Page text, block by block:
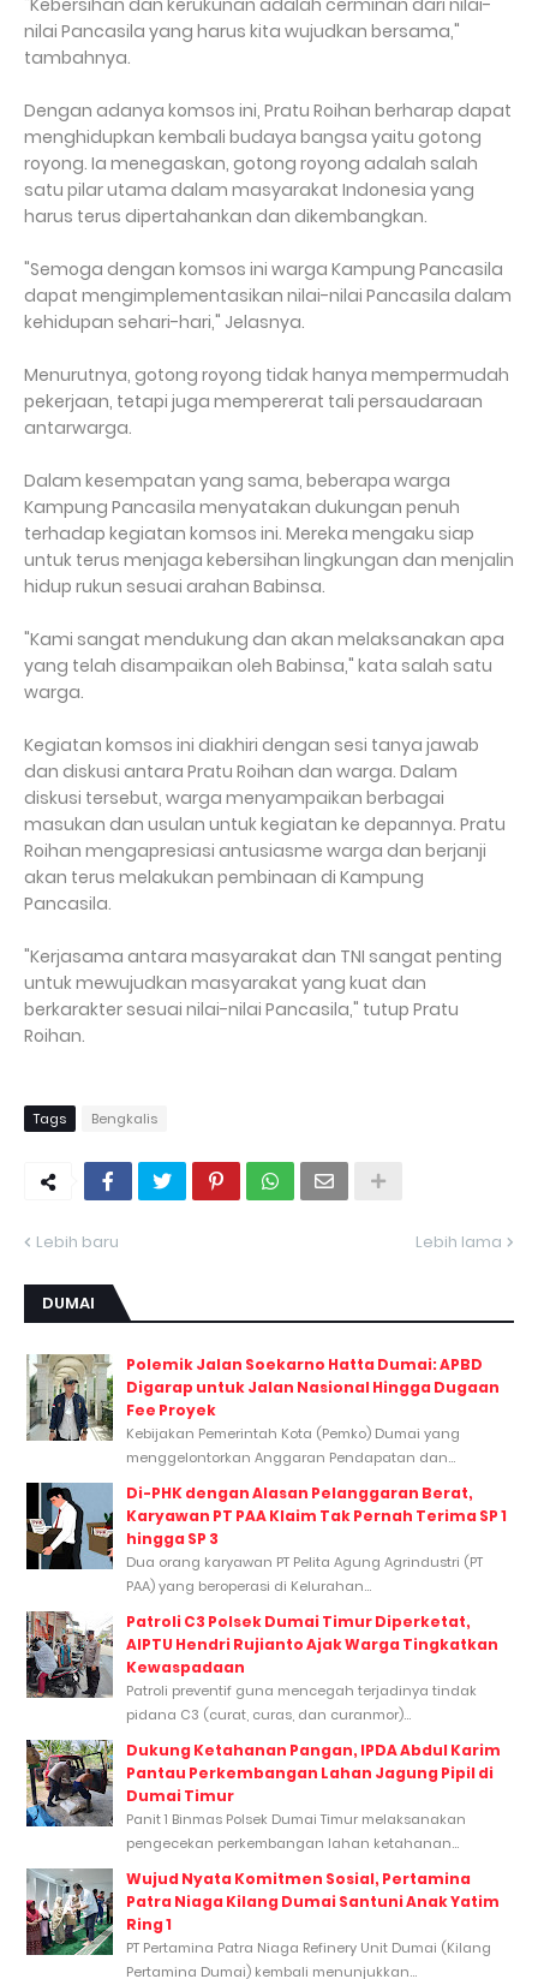
"Kebersihan dan kerukunan adalah cerminan dari nilai-
nilai Pancasila yang harus kita wujudkan bersama,"
tambahnya.
Dengan adanya komsos ini, Pratu Roihan berharap dapat
menghidupkan kembali budaya bangsa yaitu gotong
royong. Ia menegaskan, gotong royong adalah salah
satu pilar utama dalam masyarakat Indonesia yang
harus terus dipertahankan dan dikembangkan.
"Semoga dengan komsos ini warga Kampung Pancasila
dapat mengimplementasikan nilai-nilai Pancasila dalam
kehidupan sehari-hari," Jelasnya.
Menurutnya, gotong royong tidak hanya mempermudah
pekerjaan, tetapi juga mempererat tali persaudaraan
antarwarga.
Dalam kesempatan yang sama, beberapa warga
Kampung Pancasila menyatakan dukungan penuh
terhadap kegiatan komsos ini. Mereka mengaku siap
untuk terus menjaga kebersihan lingkungan dan menjalin
hidup rukun sesuai arahan Babinsa.
"Kami sangat mendukung dan akan melaksanakan apa
yang telah disampaikan oleh Babinsa," kata salah satu
warga.
Kegiatan komsos ini diakhiri dengan sesi tanya jawab
dan diskusi antara Pratu Roihan dan warga. Dalam
diskusi tersebut, warga menyampaikan berbagai
masukan dan usulan untuk kegiatan ke depannya. Pratu
Roihan mengapresiasi antusiasme warga dan berjanji
akan terus melakukan pembinaan di Kampung
Pancasila.
"Kerjasama antara masyarakat dan TNI sangat penting
untuk mewujudkan masyarakat yang kuat dan
berkarakter sesuai nilai-nilai Pancasila," tutup Pratu
Roihan.
Tags Bengkalis
Lebih baru Lebih lama
DUMAI
Polemik Jalan Soekarno Hatta Dumai: APBD
Digarap untuk Jalan Nasional Hingga Dugaan
Fee Proyek
Kebijakan Pemerintah Kota (Pemko) Dumai yang
menggelontorkan Anggaran Pendapatan dan...
Di-PHK dengan Alasan Pelanggaran Berat,
Karyawan PT PAA Klaim Tak Pernah Terima SP 1
hingga SP 3
Dua orang karyawan PT Pelita Agung Agrindustri (PT
PAA) yang beroperasi di Kelurahan...
Patroli C3 Polsek Dumai Timur Diperketat,
AIPTU Hendri Rujianto Ajak Warga Tingkatkan
Kewaspadaan
Patroli preventif guna mencegah terjadinya tindak
pidana C3 (curat, curas, dan curanmor)...
Dukung Ketahanan Pangan, IPDA Abdul Karim
Pantau Perkembangan Lahan Jagung Pipil di
Dumai Timur
Panit 1 Binmas Polsek Dumai Timur melaksanakan
pengecekan perkembangan lahan ketahanan...
Wujud Nyata Komitmen Sosial, Pertamina
Patra Niaga Kilang Dumai Santuni Anak Yatim
Ring 1
PT Pertamina Patra Niaga Refinery Unit Dumai (Kilang
Pertamina Dumai) kembali menunjukkan...